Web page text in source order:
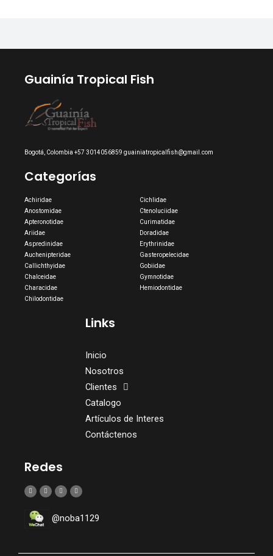
Guainía Tropical Fish
Bogotá, Colombia +57 3014056859 guainiatropicalfish@gmail.com
Categorías
Achiridae
Anostomidae
Apteronotidae
Ariidae
Aspredinidae
Auchenipteridae
Callichthyidae
Chalceidae
Characidae
Chilodontidae
Cichlidae
Ctenoluciidae
Curimatidae
Doradidae
Erythrinidae
Gasteropelecidae
Gobiidae
Gymnotidae
Hemiodontidae
Links
Inicio
Nosotros
Clientes
Catalogo
Artículos de Interes
Contáctenos
Redes
@noba1129